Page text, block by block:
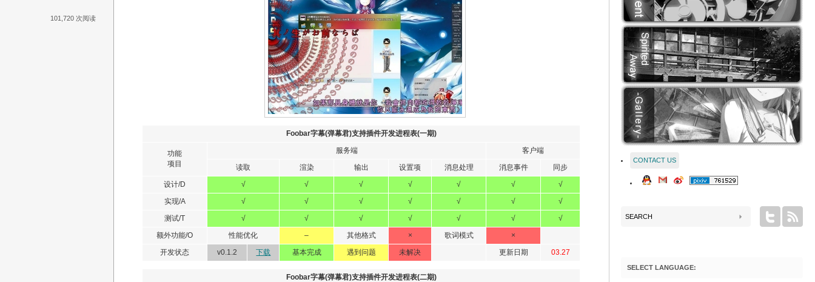
Foobar字幕(弹幕君)支持插件开发进程表(一期)
功能
项目
服务端
客户端
读取
渲染 输出 设置项 消息处理 消息事件
同步
设计/D
√ √ √ √ √ √
√
实现/A
√ √ √ √ √ √
√
测试/T
√ √ √ √ √ √
√
额外功能/O
性能优化 – 其他格式 × 歌词模式
×
开发状态
v0.1.2 下载 基本完成 遇到问题 未解决 更新日期 03.27
Foobar字幕(弹幕君)支持插件开发进程表(二期)
101,720 次阅读
CONTACT US
SELECT LANGUAGE: